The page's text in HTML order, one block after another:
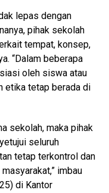
lepas dengan
pihak sekolah
tempat, konsep,
“Dalam beberapa
oleh siswa atau
etika tetap berada di
sekolah, maka pihak
seluruh
tetap terkontrol dan
imbau
di Kantor